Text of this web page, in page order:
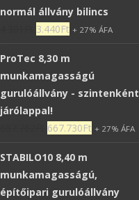
normál állvány bilincs
3.440Ft + 27% ÁFA
ProTec 8,30 m
munkamagasságú
gurulóállvány - szintenként
járólappal!
667.730Ft + 27% ÁFA
STABILO10 8,40 m
munkamagasságú,
építőipari gurulóállvány